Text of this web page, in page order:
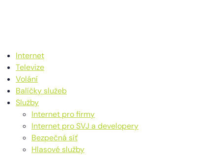
Internet
Televize
Volání
Balíčky služeb
Služby
Internet pro firmy
Internet pro SVJ a developery
Bezpečná síť
Hlasové služby